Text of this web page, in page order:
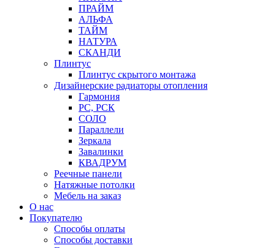
ПРАЙМ
АЛЬФА
ТАЙМ
НАТУРА
СКАНДИ
Плинтус
Плинтус скрытого монтажа
Дизайнерские радиаторы отопления
Гармония
РС, РСК
СОЛО
Параллели
Зеркала
Завалинки
КВАДРУМ
Реечные панели
Натяжные потолки
Мебель на заказ
О нас
Покупателю
Способы оплаты
Способы доставки